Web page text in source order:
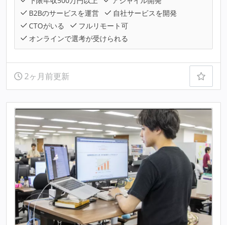
B2Bのサービスを運営
自社サービスを開発
CTOがいる
フルリモート可
オンラインで選考が受けられる
2ヶ月前更新